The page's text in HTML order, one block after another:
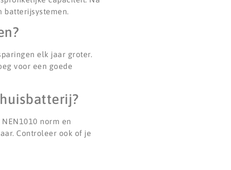
batterijsystemen.
elk jaar groter.
voor een goede
norm en
Controleer ook of je